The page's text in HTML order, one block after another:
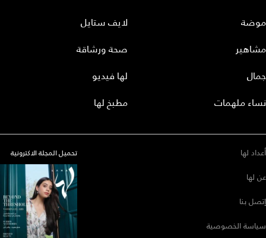
موضة
مشاهير
جمال
نساء ملهمات
لايف ستايل
صحة ورشاقة
لها فيديو
مطبخ لها
أعداد لها
عن لها
إتصل بنا
سياسة الخصوصية
تحميل المجلة الاكترونية